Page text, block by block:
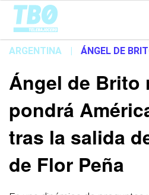
Cargando...
ARGENTINA | ÁNGEL DE
Ángel de Brito
pondrá
tras la salida
de Flor Peña